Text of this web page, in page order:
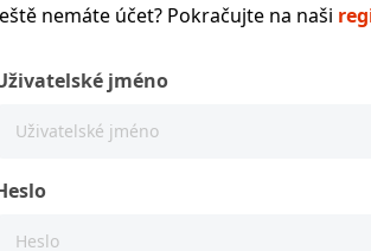
nemáte účet? Pokračujte na naši
jméno